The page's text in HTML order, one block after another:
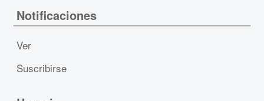
Notificaciones
Ver
Suscribirse